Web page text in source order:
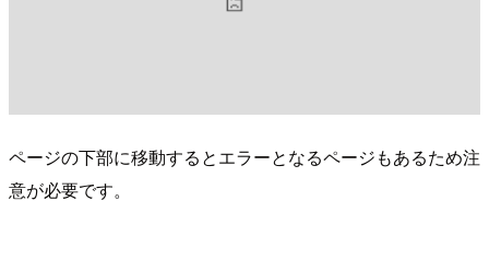
ページの下部に移動するとエラーとなるページもあるため注
意が必要です。